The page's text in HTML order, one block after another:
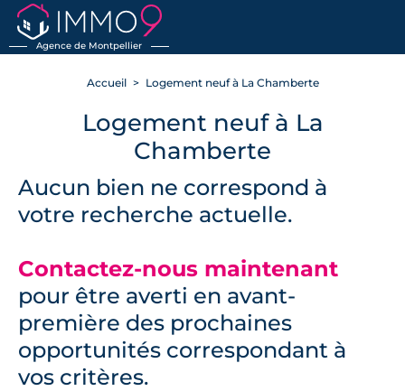
Agence de Montpellier
RETOUR
Accueil Logement neuf à La Chamberte
Logement neuf à La
Chamberte
Aucun bien ne correspond à
votre recherche actuelle.
Contactez-nous maintenant
pour être averti en avant-
première des prochaines
opportunités correspondant à
vos critères.